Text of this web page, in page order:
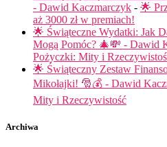
- Dawid Kaczmarczyk - 🌟
aż 3000 zł w premiach!
🌟 Świąteczne Wydatki: Jak
Mogą Pomóc? 🎄💸 - Dawid
Pożyczki: Mity i
🌟 Świąteczny Zestaw
Mikołajki! 🎅💰 - Dawid
Mity i Rzeczywistość
Archiwa